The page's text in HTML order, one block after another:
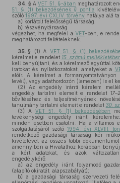
34. § AVET 51. §-ában meghatározott
51. § (1) bekezdéséneki) pontja
szóló 1997. évi CXLIV. törvény hatálya alá
a) korlátolt felelősségű társaság,
b) részvénytársaság
végezhet, ha megfelel a VET-ben, e
meghatározott feltételeknek.
35. § (1) A VET 51. § (1)
kérelmet e rendelet 15. számú mellékletében
kell benyújtani, és a kérelmező egyúttal
iratokat és nyilatkozatokat, amelyeket a
előír. A kérelmet a
levél), vagy adathordozón (lemezen) is el
(2) Az engedély iránti kérelem
engedély tartalmi elemeit e rendelet
bővítéséhez és teljesítményének
tanulmány tartalmi elemeit e rendelet 30.
(3) A VET 51. § (1) bekezdésében
tevékenységi engedély iránti
minden esetben csatolni. Ha a villamos
szolgáltatásáról szóló 1994. évi XLVIII.
rendelkező gazdasági társaság kér
kivételével az összes többi
amennyiben a Hivatalhoz korábban
a kért adatokat, és azok változatlan
engedélykérő:
a) az engedély iránt folyamodó
(alapító okiratát, alapszabályát);
b) a gazdasági társaság szervezeti